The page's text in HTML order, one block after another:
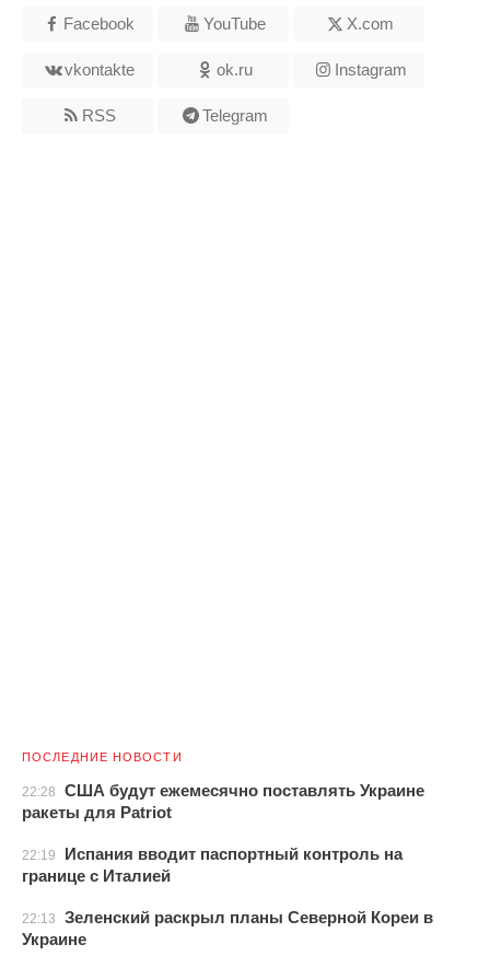
Facebook YouTube X.com
vkontakte ok.ru Instagram
RSS Telegram
ПОСЛЕДНИЕ НОВОСТИ
22:28
США будут ежемесячно поставлять Украине
ракеты для Patriot
22:19
Испания вводит паспортный контроль на
границе с Италией
22:13
Зеленский раскрыл планы Северной Кореи в
Украине